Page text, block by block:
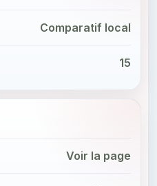
Comparatif local
15
Voir la page